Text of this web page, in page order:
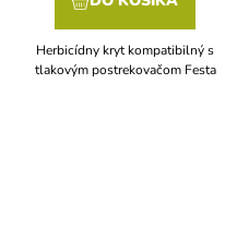
Herbicídny kryt kompatibilný s
tlakovým postrekovačom Festa